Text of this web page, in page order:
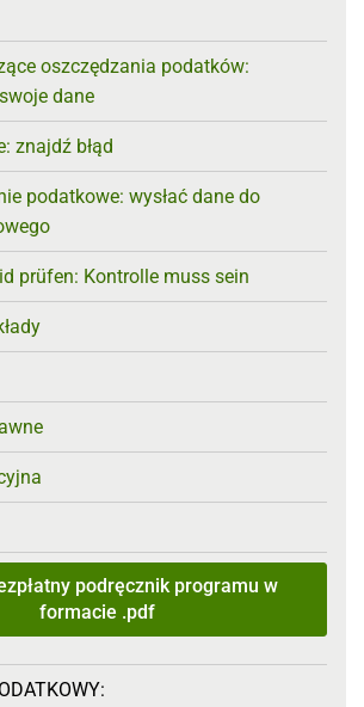
oszczędzania podatków:
dane
znajdź błąd
podatkowe: wysłać dane do
prüfen: Kontrolle muss sein
podręcznik programu w
formacie .pdf